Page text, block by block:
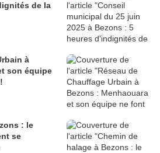
de la
à
son équipe
: le
se